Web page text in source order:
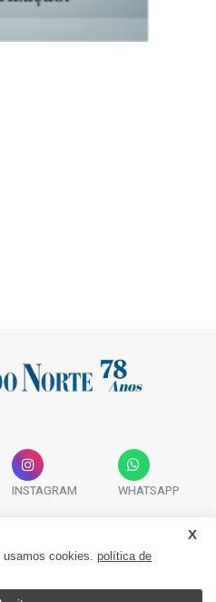
INSTAGRAM WHATSAPP
Quem Somos
cookies. política de